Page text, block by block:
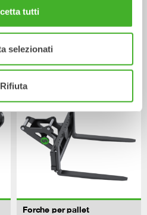
tutti
selezionati
Rifiuta
Lama Livellatrice
Attrezzature meccaniche
Forche per pallet